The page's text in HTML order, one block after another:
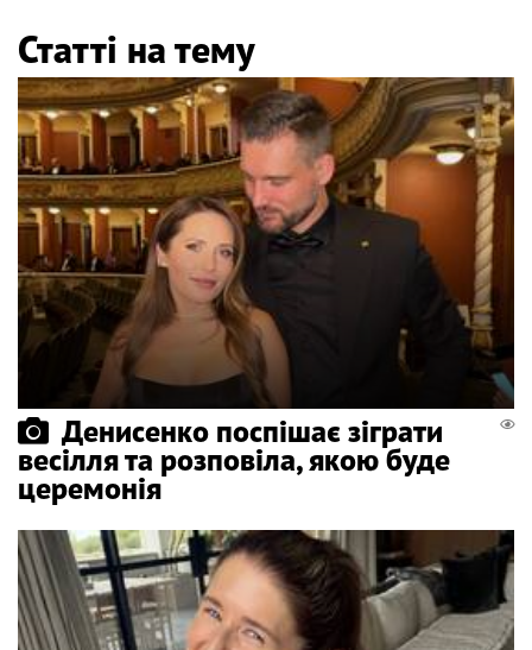
Статті на тему
Денисенко поспішає зіграти
весілля та розповіла, якою буде
церемонія